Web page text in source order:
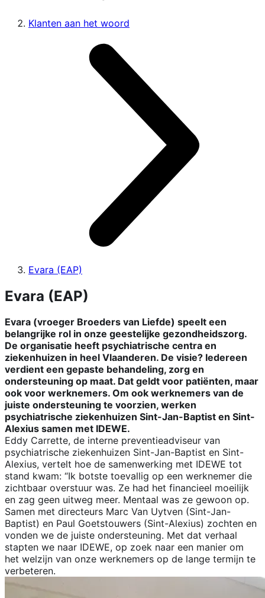
Klanten aan het woord
Evara (EAP)
Evara (EAP)
Evara (vroeger Broeders van Liefde) speelt een
belangrijke rol in onze geestelijke gezondheidszorg.
De organisatie heeft psychiatrische centra en
ziekenhuizen in heel Vlaanderen. De visie? Iedereen
verdient een gepaste behandeling, zorg en
ondersteuning op maat. Dat geldt voor patiënten, maar
ook voor werknemers. Om ook werknemers van de
juiste ondersteuning te voorzien, werken
psychiatrische ziekenhuizen Sint-Jan-Baptist en Sint-
Alexius samen met IDEWE.
Eddy Carrette, de interne preventieadviseur van
psychiatrische ziekenhuizen Sint-Jan-Baptist en Sint-
Alexius, vertelt hoe de samenwerking met IDEWE tot
stand kwam: “Ik botste toevallig op een werknemer die
zichtbaar overstuur was. Ze had het financieel moeilijk
en zag geen uitweg meer. Mentaal was ze gewoon op.
Samen met directeurs Marc Van Uytven (Sint-Jan-
Baptist) en Paul Goetstouwers (Sint-Alexius) zochten en
vonden we de juiste ondersteuning. Met dat verhaal
stapten we naar IDEWE, op zoek naar een manier om
het welzijn van onze werknemers op de lange termijn te
verbeteren.